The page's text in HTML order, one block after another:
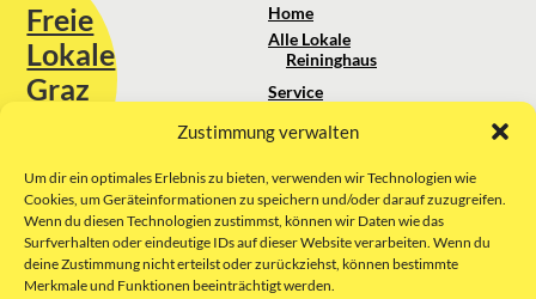
Zustimmung verwalten
Um dir ein optimales Erlebnis zu bieten, verwenden wir Technologien wie
Cookies, um Geräteinformationen zu speichern und/oder darauf zuzugreifen.
Wenn du diesen Technologien zustimmst, können wir Daten wie das
Surfverhalten oder eindeutige IDs auf dieser Website verarbeiten. Wenn du
deine Zustimmung nicht erteilst oder zurückziehst, können bestimmte
Merkmale und Funktionen beeinträchtigt werden.
Freie
Lokale
Graz
Sie erreichen uns unter:
kontakt@freielokale-graz.at
Website by Rubikon Werbeagentur
GmbH
Home
Alle Lokale
Reininghaus
Service
Über uns
Impressum
AGB
Datenschutz
E-Mail